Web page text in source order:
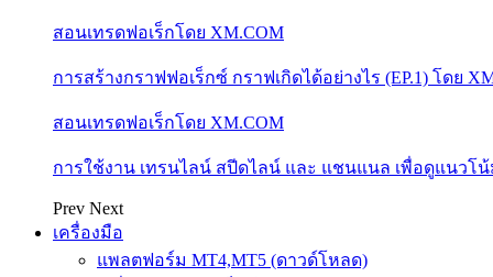
สอนเทรดฟอเร็กโดย XM.COM
การสร้างกราฟฟอเร็กซ์ กราฟเกิดได้อย่างไร (EP.1) โดย
สอนเทรดฟอเร็กโดย XM.COM
การใช้งาน เทรนไลน์ สปีดไลน์ และ แชนแนล เพื่อดูแนวโน้
Prev Next
เครื่องมือ
แพลตฟอร์ม MT4,MT5 (ดาวด์โหลด)